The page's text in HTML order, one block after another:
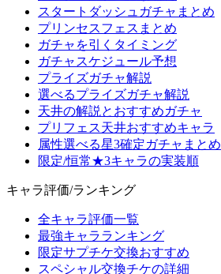
スタートダッシュガチャまとめ
プリンセスフェスまとめ
ガチャを引くタイミング
ガチャスケジュール予想
プライズガチャ解説
選べるプライズガチャ解説
天井の解説とおすすめガチャ
プリフェス天井おすすめキャラ
属性選べる星3確定ガチャまとめ
限定/恒常★3キャラの実装順
キャラ評価/ランキング
全キャラ評価一覧
最強キャラランキング
限定サプチケ交換おすすめ
スペシャル交換チケの詳細